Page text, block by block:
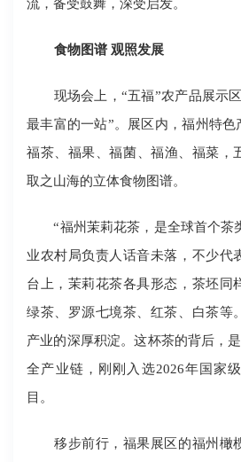
食物图谱 观照发展
现场会上，“五福”农产品展示区
最丰富的一站”。展区内，福州特
福茶、福果、福菌、福渔、福菜，
取之山海的立体食物图谱。
“福州茉莉花茶，是全球首个茶
业农村局负责人话音未落，不少代
台上，茉莉花茶各具形态，茶坯同
绿茶、罗源七境茶、红茶、白茶等
产业的深厚积淀。这杯茶的背后，
全产业链，刚刚入选2026年国家
目。
移步前行，福果展区的福州橄